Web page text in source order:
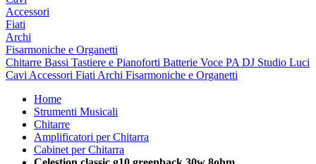
Accessori
Fiati
Archi
Fisarmoniche e Organetti
Chitarre Bassi Tastiere e Pianoforti Batterie Voce PA DJ Studio Luci
Cavi Accessori Fiati Archi Fisarmoniche e Organetti
Home
Strumenti Musicali
Chitarre
Amplificatori per Chitarra
Cabinet per Chitarra